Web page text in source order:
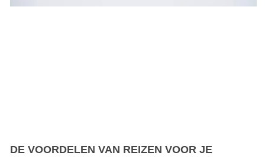
DE VOORDELEN VAN REIZEN VOOR JE